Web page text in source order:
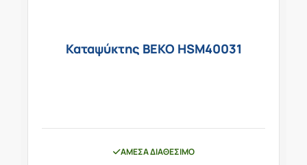
Καταψύκτης BEKO HSM40031
ΆΜΕΣΑ ΔΙΑΘΈΣΙΜΟ